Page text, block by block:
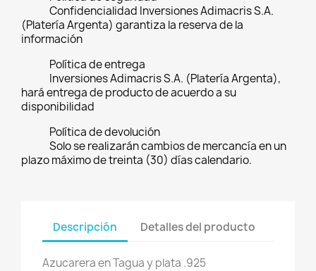
Confidencialidad Inversiones Adimacris S.A.
(Platería Argenta) garantiza la reserva de la
información
Política de entrega
Inversiones Adimacris S.A. (Platería Argenta),
hará entrega de producto de acuerdo a su
disponibilidad
Política de devolución
Solo se realizarán cambios de mercancía en un
plazo máximo de treinta (30) días calendario.
Descripción Detalles del producto
Azucarera en Tagua y plata .925